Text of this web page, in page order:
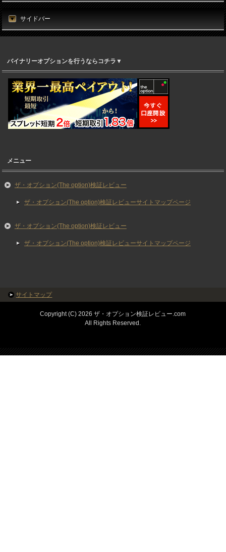
サイドバー
バイナリーオプションを行うならコチラ▼
メニュー
ザ・オプション(The option)検証レビュー
ザ・オプション(The option)検証レビューサイトマップページ
ザ・オプション(The option)検証レビュー
ザ・オプション(The option)検証レビューサイトマップページ
サイトマップ
Copyright (C) 2026 ザ・オプション検証レビュー.com
All Rights Reserved.